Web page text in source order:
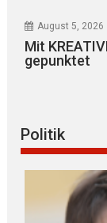
August 5, 2026
Mit
gepunktet
Politik